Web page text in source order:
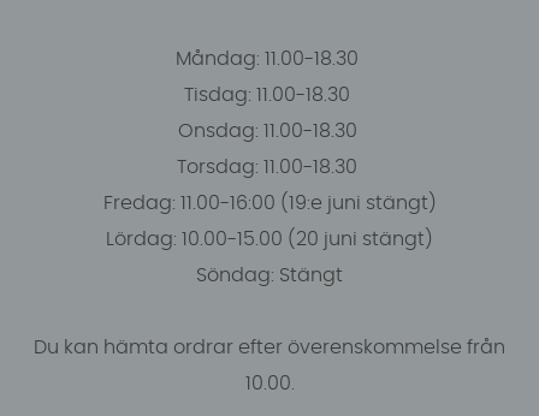
Måndag: 11.00-18.30
Tisdag: 11.00-18.30
Onsdag: 11.00-18.30
Torsdag: 11.00-18.30
Fredag: 11.00-16:00 (19:e juni stängt)
Lördag: 10.00-15.00 (20 juni stängt)
Söndag: Stängt
Du kan hämta ordrar efter överenskommelse från
10.00.